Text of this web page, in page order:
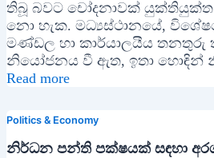
තිබූ බවට චෝදනාවක් යුක්තියුක්ත
නො හැක. මධ්‍යස්ථානයේ,
මණ්ඩල හා කාර්යාලයීය තනතුරු
නියෝජනය වී ඇත, ඉතා හොඳින්
Read more
Politics & Economy
නිර්ධන පන්ති පක්ෂයක් සඳහා